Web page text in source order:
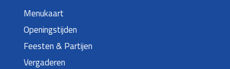
Menukaart
Openingstijden
Feesten & Partijen
Vergaderen